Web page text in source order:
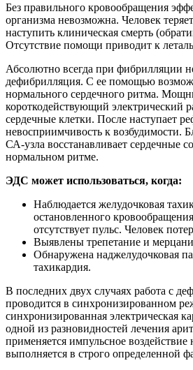
Без правильного кровообращения
организма невозможна. Человек
наступить клиническая смерть
Отсутствие помощи приводит к
Абсолютно всегда при фибрилляции
дефибрилляция. С ее помощью
нормального сердечного ритма.
короткодействующий электрический
сердечные клетки. После наступает
невосприимчивость к возбудимости.
СА-узла восстанавливает сердечные
нормальном ритме.
ЭДС может использоваться, когда:
Наблюдается желудочковая
остановленного
отсутствует пульс. Человек
Выявлены трепетание и
Обнаружена наджелудочковая
тахикардия.
В последних двух случаях работа с
проводится в синхронизированном
синхронизированная электрическая
одной из разновидностей лечения
применяется импульсное воздействие
выполняется в строго определенной